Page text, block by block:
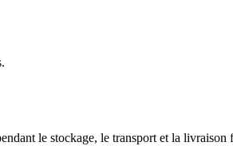
le stockage, le transport et la livraison